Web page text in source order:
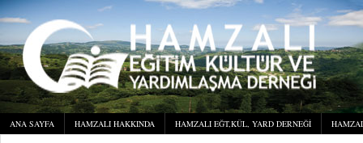
ANA SAYFA HAMZALI HAKKINDA HAMZALI EĞT,KÜL, YARD DERNEĞI